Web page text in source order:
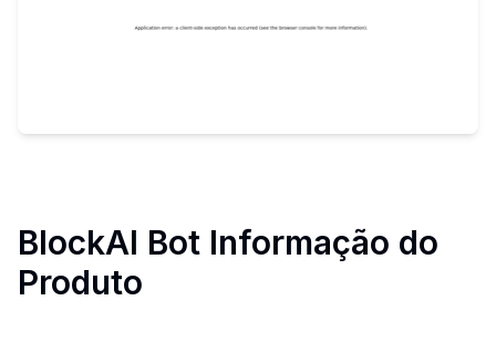
BlockAI Bot Informação do
Produto